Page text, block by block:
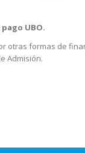
UBO.
otras formas de
Admisión.